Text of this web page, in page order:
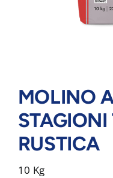
MOLINO
STAGIONI
RUSTICA
10 Kg